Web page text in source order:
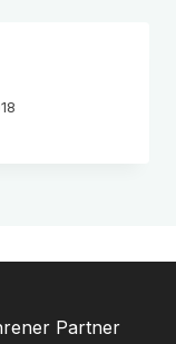
Partner